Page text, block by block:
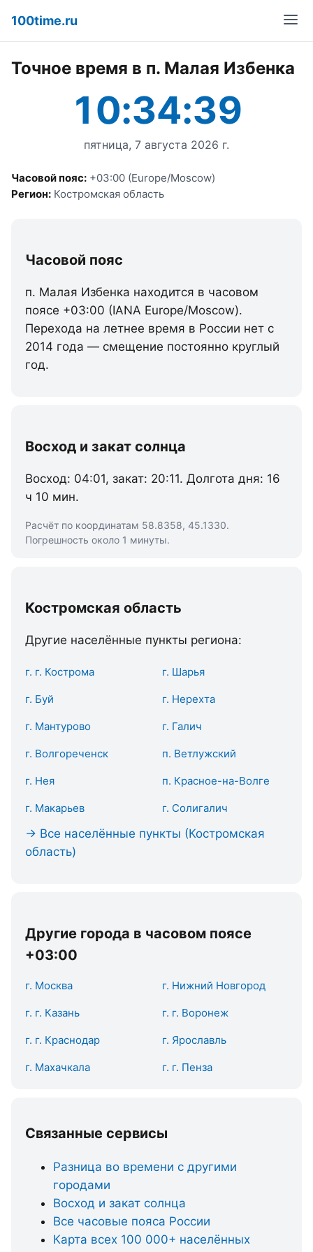
100time.ru
Точное время в п. Малая Избенка
10:34:39
пятница, 7 августа 2026 г.
Часовой пояс: +03:00 (Europe/Moscow)
Регион: Костромская область
Часовой пояс
п. Малая Избенка находится в часовом
поясе +03:00 (IANA Europe/Moscow).
Перехода на летнее время в России нет с
2014 года — смещение постоянно круглый
год.
Восход и закат солнца
Восход: 04:01, закат: 20:11. Долгота дня: 16
ч 10 мин.
Расчёт по координатам 58.8358, 45.1330.
Погрешность около 1 минуты.
Костромская область
Другие населённые пункты региона:
г. г. Кострома г. Шарья
г. Буй г. Нерехта
г. Мантурово г. Галич
г. Волгореченск п. Ветлужский
г. Нея п. Красное-на-Волге
г. Макарьев г. Солигалич
→ Все населённые пункты (Костромская
область)
Другие города в часовом поясе
+03:00
г. Москва г. Нижний Новгород
г. г. Казань г. г. Воронеж
г. г. Краснодар г. Ярославль
г. Махачкала г. г. Пенза
Связанные сервисы
Разница во времени с другими
городами
Восход и закат солнца
Все часовые пояса России
Карта всех 100 000+ населённых